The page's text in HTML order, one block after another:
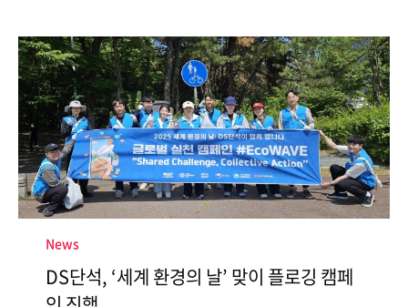
News
DS단석, ‘세계 환경의 날’ 맞이 플로깅 캠페